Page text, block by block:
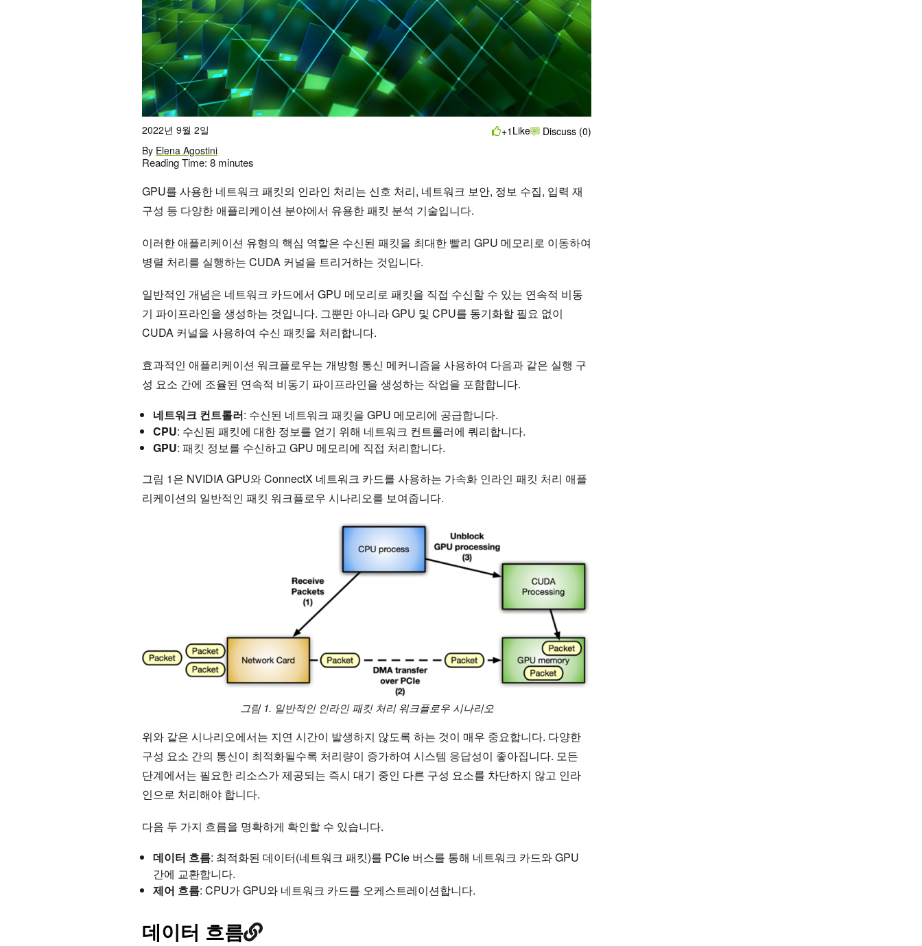
2022년 9월 2일
By Elena Agostini
+1 Like Discuss (0)
Reading Time: 8 minutes
GPU를 사용한 네트워크 패킷의 인라인 처리는 신호 처리, 네트워크 보안, 정보 수집, 입력 재
구성 등 다양한 애플리케이션 분야에서 유용한 패킷 분석 기술입니다.
이러한 애플리케이션 유형의 핵심 역할은 수신된 패킷을 최대한 빨리 GPU 메모리로 이동하여
병렬 처리를 실행하는 CUDA 커널을 트리거하는 것입니다.
일반적인 개념은 네트워크 카드에서 GPU 메모리로 패킷을 직접 수신할 수 있는 연속적 비동
기 파이프라인을 생성하는 것입니다. 그뿐만 아니라 GPU 및 CPU를 동기화할 필요 없이
CUDA 커널을 사용하여 수신 패킷을 처리합니다.
효과적인 애플리케이션 워크플로우는 개방형 통신 메커니즘을 사용하여 다음과 같은 실행 구
성 요소 간에 조율된 연속적 비동기 파이프라인을 생성하는 작업을 포함합니다.
네트워크 컨트롤러: 수신된 네트워크 패킷을 GPU 메모리에 공급합니다.
CPU: 수신된 패킷에 대한 정보를 얻기 위해 네트워크 컨트롤러에 쿼리합니다.
GPU: 패킷 정보를 수신하고 GPU 메모리에 직접 처리합니다.
그림 1은 NVIDIA GPU와 ConnectX 네트워크 카드를 사용하는 가속화 인라인 패킷 처리 애플
리케이션의 일반적인 패킷 워크플로우 시나리오를 보여줍니다.
그림 1. 일반적인 인라인 패킷 처리 워크플로우 시나리오
위와 같은 시나리오에서는 지연 시간이 발생하지 않도록 하는 것이 매우 중요합니다. 다양한
구성 요소 간의 통신이 최적화될수록 처리량이 증가하여 시스템 응답성이 좋아집니다. 모든
단계에서는 필요한 리소스가 제공되는 즉시 대기 중인 다른 구성 요소를 차단하지 않고 인라
인으로 처리해야 합니다.
다음 두 가지 흐름을 명확하게 확인할 수 있습니다.
데이터 흐름: 최적화된 데이터(네트워크 패킷)를 PCIe 버스를 통해 네트워크 카드와 GPU
간에 교환합니다.
제어 흐름: CPU가 GPU와 네트워크 카드를 오케스트레이션합니다.
데이터 흐름